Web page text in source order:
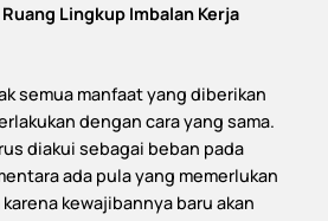
Lingkup Imbalan Kerja
semua manfaat yang diberikan
dengan cara yang sama.
diakui sebagai beban pada
ada pula yang memerlukan
kewajibannya baru akan